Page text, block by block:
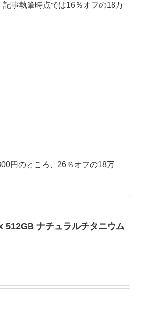
事執筆時点では16％オフの18万
円のところ、26％オフの18万
512GB ナチュラルチタニウム